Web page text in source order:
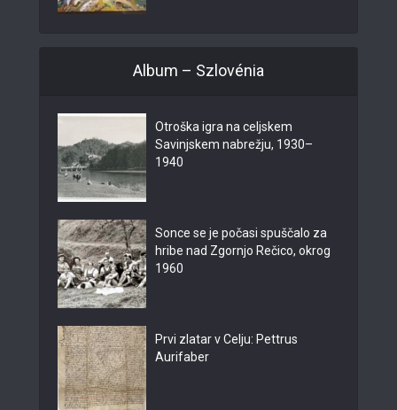
Album – Szlovénia
Otroška igra na celjskem
Savinjskem nabrežju, 1930–
1940
Sonce se je počasi spuščalo za
hribe nad Zgornjo Rečico, okrog
1960
Prvi zlatar v Celju: Pettrus
Aurifaber